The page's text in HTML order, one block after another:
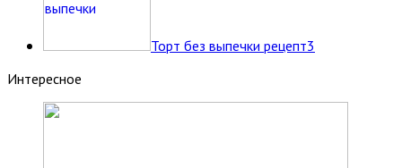
Торт без выпечки рецепт3
Интересное